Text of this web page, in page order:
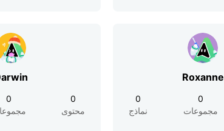
0
0
محتوى
Roxanne
0
نماذج
0
مجموعات